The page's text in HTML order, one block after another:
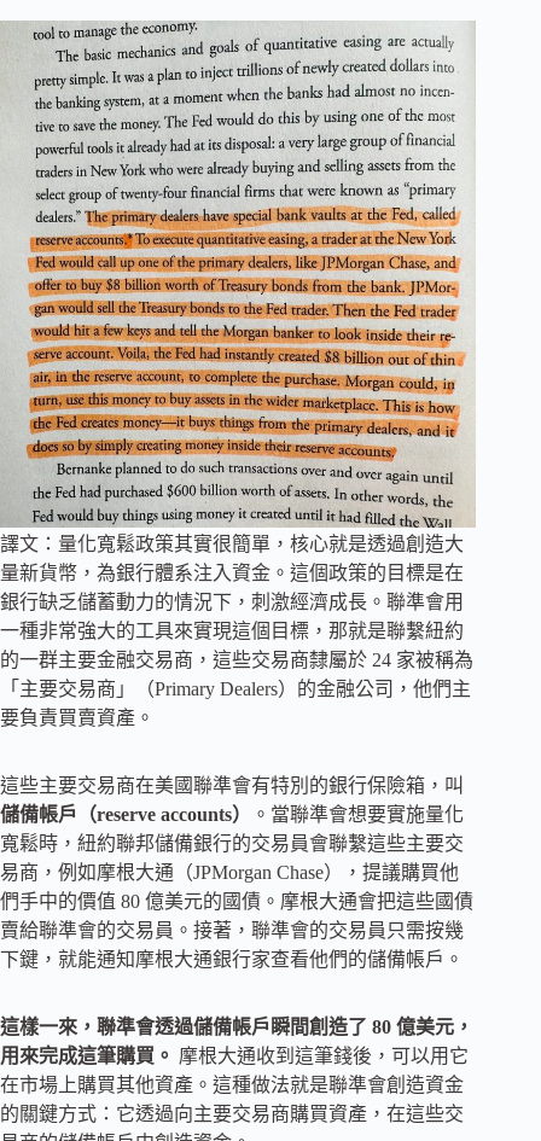
譯文：量化寬鬆政策其實很簡單，核心就是透過創造大
量新貨幣，為銀行體系注入資金。這個政策的目標是在
銀行缺乏儲蓄動力的情況下，刺激經濟成長。聯準會用
一種非常強大的工具來實現這個目標，那就是聯繫紐約
的一群主要金融交易商，這些交易商隸屬於 24 家被稱為
「主要交易商」（Primary Dealers）的金融公司，他們主
要負責買賣資產。
這些主要交易商在美國聯準會有特別的銀行保險箱，叫
儲備帳戶（reserve accounts）
。當聯準會想要實施量化
寬鬆時，紐約聯邦儲備銀行的交易員會聯繫這些主要交
易商，例如摩根大通（JPMorgan Chase），提議購買他
們手中的價值 80 億美元的國債。摩根大通會把這些國債
賣給聯準會的交易員。接著，聯準會的交易員只需按幾
下鍵，就能通知摩根大通銀行家查看他們的儲備帳戶。
這樣一來，聯準會透過儲備帳戶瞬間創造了 80 億美元，
用來完成這筆購買。 摩根大通收到這筆錢後，可以用它
在市場上購買其他資產。這種做法就是聯準會創造資金
的關鍵方式：它透過向主要交易商購買資產，在這些交